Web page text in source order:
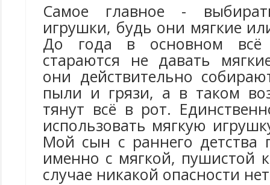
Самое главное -
игрушки, будь они мягкие
До года в основном всё
стараются не давать
они действительно
пыли и грязи, а в таком
тянут всё в рот.
использовать мягкую
Мой сын с раннего детства
именно с мягкой, пушистой
случае никакой опасности